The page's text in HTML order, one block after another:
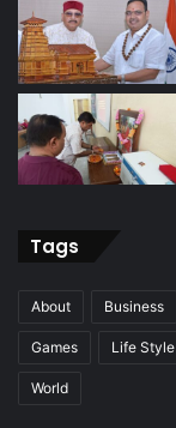
Tags
About Business
Games Life Style
World